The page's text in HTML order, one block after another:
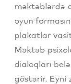
məktəblərdə
oyun
plakatlar
Məktəb
dialoqları
göstərir. Eyni